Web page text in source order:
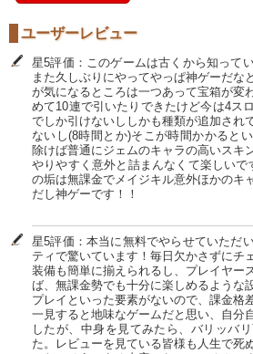
ユーザーレビュー
星5評価：このゲームは古くから知って
また久しぶりにやってやっぱ神ゲーだな
が気になるところは一つあって宝箱が変
めて10連で引いたりできたけど今は4ス
でしか引けないししかも種類が追加され
ないし(8時間とか)そこが時間かかると
除けば普通にジェムのキャラの高いスキ
やりやすく意外と詰まんなくて楽しい
の垢は無課金でメイジキル意外ほかのキ
だし神ゲーです！！
星5評価：本当に無料でやらせていただ
ティで驚いています！毎日欠かさずにチ
装備も簡単に揃えられるし、プレイヤー
ば、無課金勢でも十分に楽しめるような
プレイといった要素がないので、課金格
一見すると地味なゲームだと思い、自分
したが、中身を見てみたら、バリッバ
た。レビューを見ている皆様も人生で死